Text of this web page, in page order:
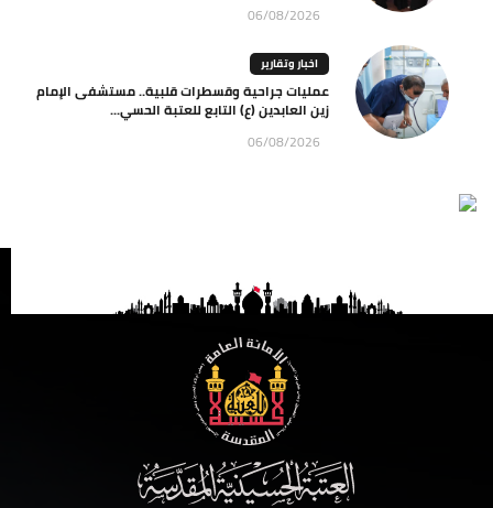
06/08/2026
اخبار وتقارير
عمليات جراحية وقسطرات قلبية.. مستشفى الإمام
زين العابدين (ع) التابع للعتبة الحسي...
06/08/2026